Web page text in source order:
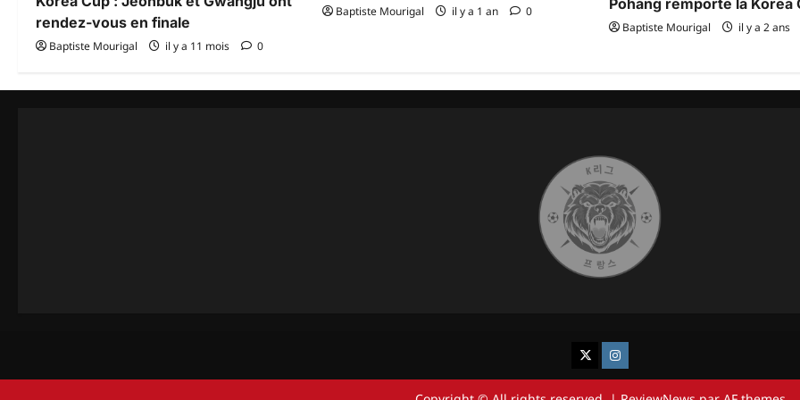
rendez-vous en finale
Baptiste Mourigal il y a 11 mois 0
Baptiste Mourigal il y a 1 an 0 Pohang remporte la Korea
Baptiste Mourigal il y a 2 ans
K League France
Chukgu France